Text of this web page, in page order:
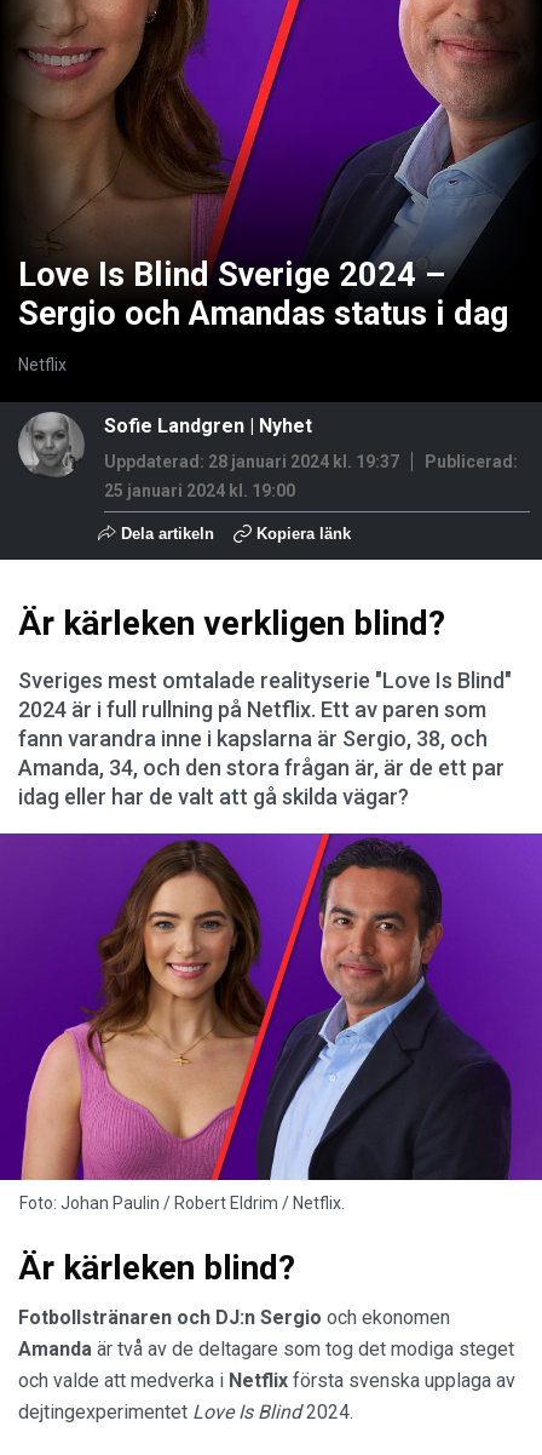
Love Is Blind Sverige 2024 –
Sergio och Amandas status i dag
Netflix
Sofie Landgren | Nyhet
Uppdaterad: 28 januari 2024 kl. 19:37
Publicerad:
25 januari 2024 kl. 19:00
Dela artikeln Kopiera länk
Är kärleken verkligen blind?
Sveriges mest omtalade realityserie "Love Is Blind"
2024 är i full rullning på Netflix. Ett av paren som
fann varandra inne i kapslarna är Sergio, 38, och
Amanda, 34, och den stora frågan är, är de ett par
idag eller har de valt att gå skilda vägar?
Foto: Johan Paulin / Robert Eldrim / Netflix.
Är kärleken blind?
Fotbollstränaren och DJ:n Sergio och ekonomen
Amanda är två av de deltagare som tog det modiga steget
och valde att medverka i Netflix första svenska upplaga av
dejtingexperimentet Love Is Blind2024.